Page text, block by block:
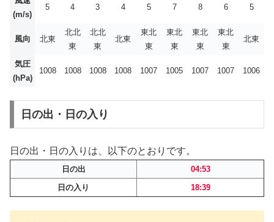
(m/s)
5 4 3 4 5 7 8 6 5
風向 北東
北北
東
北北
東
北東
東北
東
東北
東
東北
東
東北
東
北東
気圧
(hPa)
1008 1008 1008 1008 1007 1005 1007 1007 1006
日の出・日の入り
日の出・日の入りは、以下のとおりです。
日の出
04:53
日の入り
18:39